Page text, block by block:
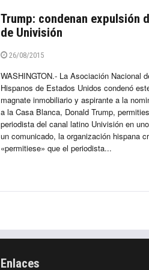
Trump: condenan expulsión
de Univisión
26/08/2015
WASHINGTON.- La Asociación Nacional
Hispanos de Estados Unidos condenó
magnate inmobiliario y aspirante a la
a la Casa Blanca, Donald Trump,
periodista del canal latino Univisión en
un comunicado, la organización hispana
«permitiese» que el periodista...
Enlaces